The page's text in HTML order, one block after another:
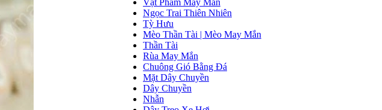
Ngọc Trai Thiên Nhiên
Tỳ Hưu
Mèo Thần Tài | Mèo May Mắn
Thần Tài
Rùa May Mắn
Chuông Gió Bằng Đá
Mặt Dây Chuyền
Dây Chuyền
Nhẫn